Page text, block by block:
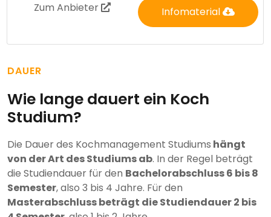
Zum Anbieter Infomaterial
DAUER
Wie lange dauert ein Koch
Studium?
Die Dauer des Kochmanagement Studiums hängt
von der Art des Studiums ab. In der Regel beträgt
die Studiendauer für den Bachelorabschluss 6 bis 8
Semester, also 3 bis 4 Jahre. Für den
Masterabschluss beträgt die Studiendauer 2 bis